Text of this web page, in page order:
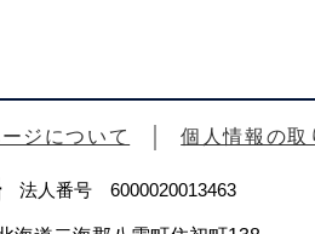
ジについて 個人情報の取
法人番号 6000020013463